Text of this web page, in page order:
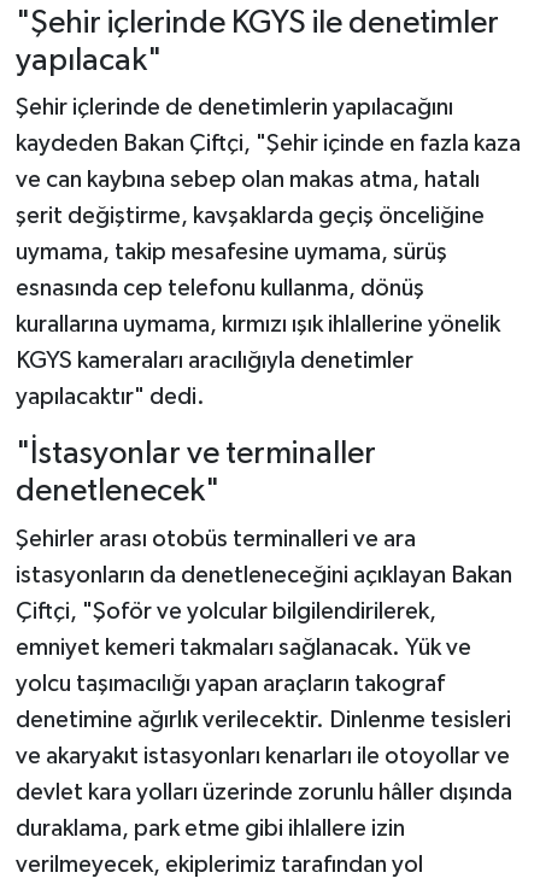
"Şehir içlerinde KGYS ile denetimler
yapılacak"
Şehir içlerinde de denetimlerin yapılacağını
kaydeden Bakan Çiftçi, "Şehir içinde en fazla kaza
ve can kaybına sebep olan makas atma, hatalı
şerit değiştirme, kavşaklarda geçiş önceliğine
uymama, takip mesafesine uymama, sürüş
esnasında cep telefonu kullanma, dönüş
kurallarına uymama, kırmızı ışık ihlallerine yönelik
KGYS kameraları aracılığıyla denetimler
yapılacaktır" dedi.
"İstasyonlar ve terminaller
denetlenecek"
Şehirler arası otobüs terminalleri ve ara
istasyonların da denetleneceğini açıklayan Bakan
Çiftçi, "Şoför ve yolcular bilgilendirilerek,
emniyet kemeri takmaları sağlanacak. Yük ve
yolcu taşımacılığı yapan araçların takograf
denetimine ağırlık verilecektir. Dinlenme tesisleri
ve akaryakıt istasyonları kenarları ile otoyollar ve
devlet kara yolları üzerinde zorunlu hâller dışında
duraklama, park etme gibi ihlallere izin
verilmeyecek, ekiplerimiz tarafından yol